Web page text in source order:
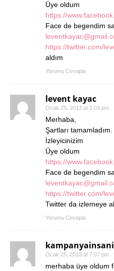
Üye oldum
https://
Face de begendim
https://twitter.com/
aldım
Yorumu Cevapla
levent kayac
Ocak 25, 2013 at 2:03 pm
Merhaba,
Şartları tamamladım.
İzleyicinizim
Üye oldum
https://
Face de begendim
https://twitter.com/
Twitter da izlemeye
Yorumu Cevapla
kampanyainsani
Ocak 25, 2013 at 7:07 pm
merhaba üye oldum